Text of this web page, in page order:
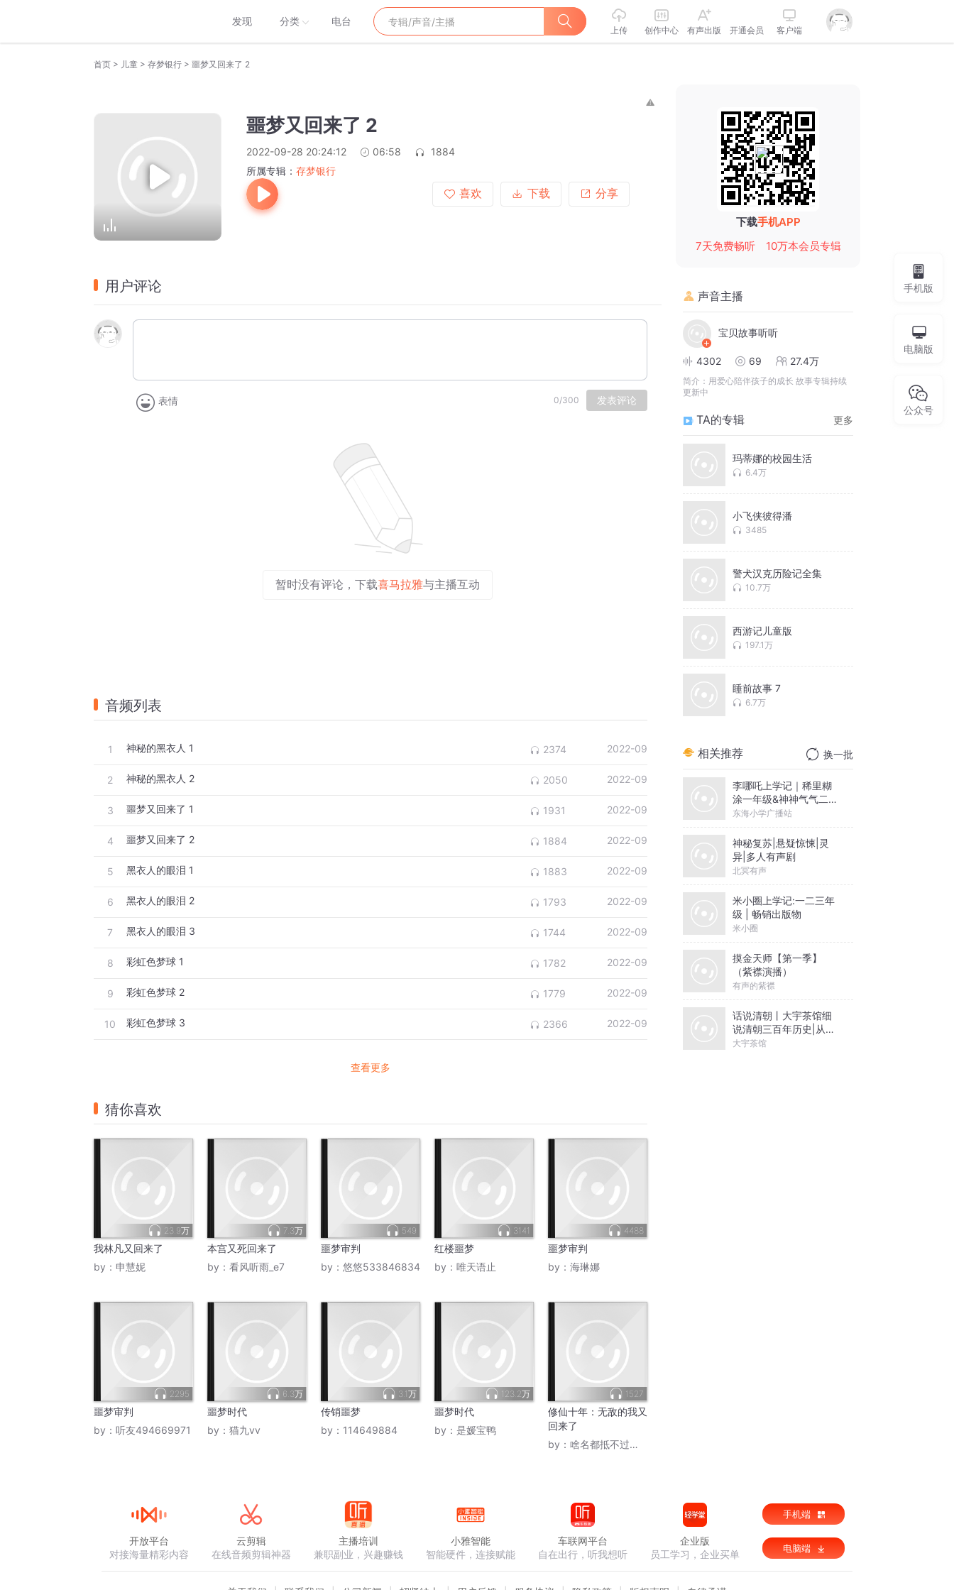
发现 分类 电台
上传 创作中心 有声出版 开通会员 客户端
首页 > 儿童 > 存梦银行 > 噩梦又回来了 2
噩梦又回来了 2
2022-09-28 20:24:12 06:58
1884
所属专辑： 存梦银行
喜欢
下载 分享
用户评论
表情 0/300 发表评论
暂时没有评论，下载喜马拉雅与主播互动
音频列表
1 神秘的黑衣人 1 2374 2022-09
2 神秘的黑衣人 2 2050 2022-09
3 噩梦又回来了 1 1931 2022-09
4 噩梦又回来了 2 1884 2022-09
5 黑衣人的眼泪 1 1883 2022-09
6 黑衣人的眼泪 2 1793 2022-09
7 黑衣人的眼泪 3 1744 2022-09
8 彩虹色梦球 1 1782 2022-09
9 彩虹色梦球 2 1779 2022-09
10 彩虹色梦球 3 2366 2022-09
查看更多
猜你喜欢
23.9万
我林凡又回来了
by： 申慧妮
7.3万
本宫又死回来了
by： 看风听雨_e7
549
噩梦审判
by： 悠悠533846834
3141
红楼噩梦
by： 唯天语止
4488
噩梦审判
by： 海琳娜
2295
噩梦审判
by： 听友494669971
6.3万
噩梦时代
by： 猫九vv
3.1万
传销噩梦
by： 114649884
123.2万
噩梦时代
by： 是媛宝鸭
1527
修仙十年：无敌的我又
回来了
by： 啥名都抵不过备注
下载手机APP
7天免费畅听
10万本会员专辑
声音主播
宝贝故事听听
4302 69 27.4万
简介： 用爱心陪伴孩子的成长 故事专辑持续
更新中
TA的专辑 更多
玛蒂娜的校园生活
6.4万
小飞侠彼得潘
3485
警犬汉克历险记全集
10.7万
西游记儿童版
197.1万
睡前故事 7
6.7万
相关推荐 换一批
李哪吒上学记｜稀里糊
涂一年级&神神气气二年
级
东海小学广播站
神秘复苏|悬疑惊悚|灵
异|多人有声剧
北冥有声
米小圈上学记:一二三年
级 | 畅销出版物
米小圈
摸金天师【第一季】
（紫襟演播）
有声的紫襟
话说清朝丨大宇茶馆细
说清朝三百年历史|从努
尔哈赤到末代皇帝溥仪|
大宇茶馆
手机版
电脑版
公众号
开放平台
对接海量精彩内容
云剪辑
在线音频剪辑神器
主播培训
兼职副业，兴趣赚钱
小雅智能
智能硬件，连接赋能
车联网平台
自在出行，听我想听
企业版
员工学习，企业买单
手机端
电脑端